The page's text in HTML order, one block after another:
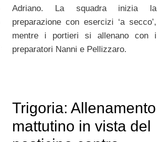
Adriano. La squadra inizia la
preparazione con esercizi ‘a secco’,
mentre i portieri si allenano con i
preparatori Nanni e Pellizzaro.
Trigoria: Allenamento
mattutino in vista del